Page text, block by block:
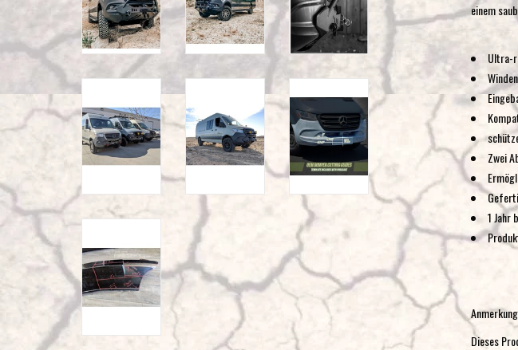
einem
Ultra-
Zwei
1 Jahr
Dieses